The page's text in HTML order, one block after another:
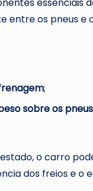
essenciais
os pneus e
;
sobre os pneus
o carro
dos freios e o